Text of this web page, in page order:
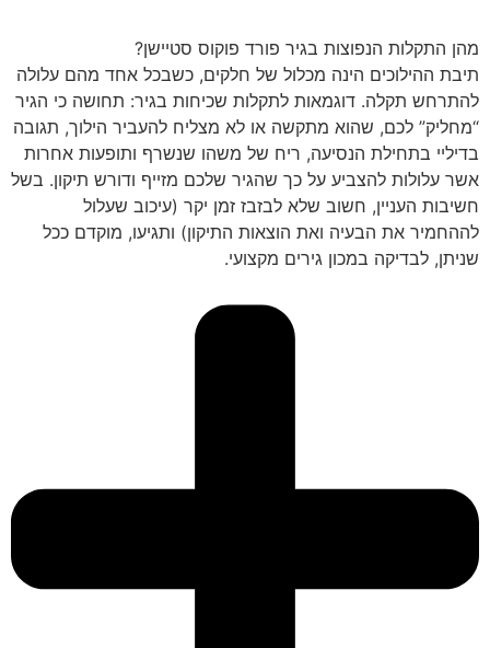
מהן התקלות הנפוצות בגיר פורד פוקוס סטיישן?
תיבת ההילוכים הינה מכלול של חלקים, כשבכל אחד מהם עלולה
להתרחש תקלה. דוגמאות לתקלות שכיחות בגיר: תחושה כי הגיר
“מחליק” לכם, שהוא מתקשה או לא מצליח להעביר הילוך, תגובה
בדיליי בתחילת הנסיעה, ריח של משהו שנשרף ותופעות אחרות
אשר עלולות להצביע על כך שהגיר שלכם מזייף ודורש תיקון. בשל
חשיבות העניין, חשוב שלא לבזבז זמן יקר (עיכוב שעלול
לההחמיר את הבעיה ואת הוצאות התיקון) ותגיעו, מוקדם ככל
שניתן, לבדיקה במכון גירים מקצועי.